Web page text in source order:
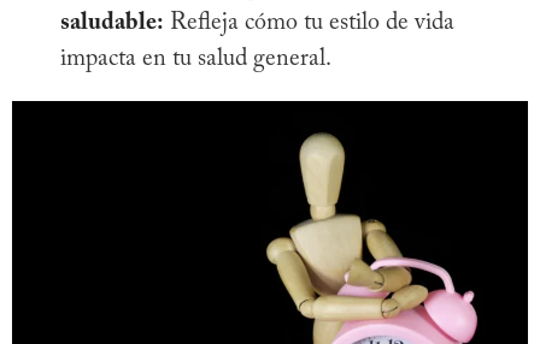
saludable: Refleja cómo tu estilo de vida
impacta en tu salud general.